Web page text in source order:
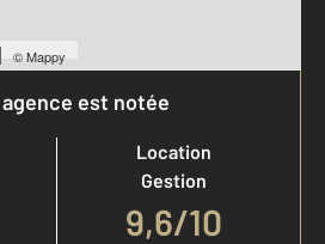
©Mappy
est notée
Location
Gestion
9,6/10